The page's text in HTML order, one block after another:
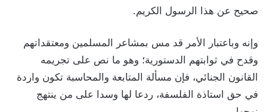
صحيح عن هذا الرسول الكريم.
وإنه وباعتبار الأمر قد مس بمشاعر المسلمين ومعتقداتهم
وقدح في ثوابتهم الدستورية؛ وهو ما نص على تجريمه
القانون الجنائي، فإن مسألة المتابعة والمحاسبة تكون واردة
في حق استاذة الفلسفة، ردعا لها وسدا على من ينتهج